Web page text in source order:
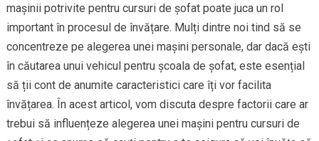
mașinii potrivite pentru cursuri de șofat poate juca un rol
important în procesul de învățare. Mulți dintre noi tind să se
concentreze pe alegerea unei mașini personale, dar dacă ești
în căutarea unui vehicul pentru școala de șofat, este esențial
să ții cont de anumite caracteristici care îți vor facilita
învățarea. În acest articol, vom discuta despre factorii care ar
trebui să influențeze alegerea unei mașini pentru cursuri de